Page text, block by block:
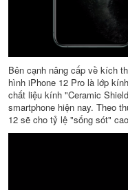
Bên cạnh nâng cấp về kích
hình iPhone 12 Pro là lớp
chất liệu kính "Ceramic
smartphone hiện nay. Theo
12 sẽ cho tỷ lệ "sống sót"